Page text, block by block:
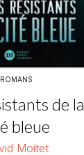
ROMANS
de la
bleue
Moitet